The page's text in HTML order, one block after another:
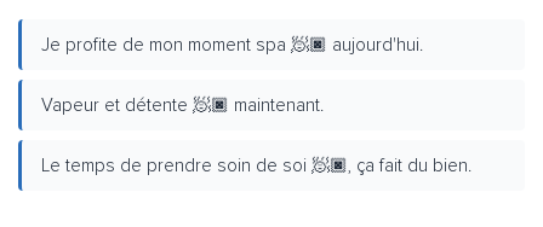
Je profite de mon moment spa 🧖🏿 aujourd'hui.
Vapeur et détente 🧖🏿 maintenant.
Le temps de prendre soin de soi 🧖🏿, ça fait du bien.